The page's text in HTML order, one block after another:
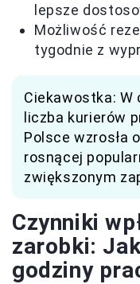
lepsze
Możliwość
tygodnie z
Ciekawostka:
liczba kurierów
Polsce wzrosła
rosnącej
zwiększonym
Czynniki
zarobki:
godziny